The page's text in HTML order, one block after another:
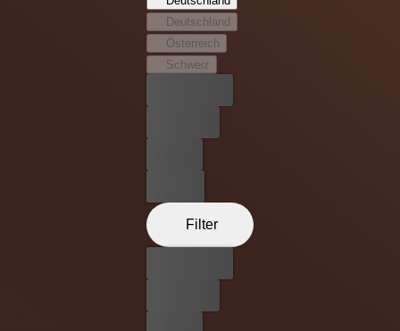
Deutschland
Österreich
Schweiz
Filter